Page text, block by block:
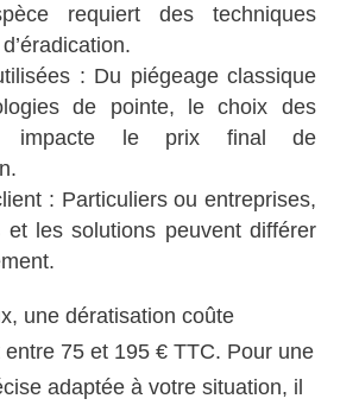
requiert des techniques
: Du piégeage classique
de pointe, le choix des
impacte le prix final de
: Particuliers ou entreprises,
et les solutions peuvent différer
une dératisation coûte
75 et 195 € TTC. Pour une
adaptée à votre situation, il